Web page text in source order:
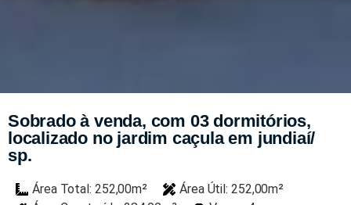
Sobrado à venda, com 03 dormitórios,
localizado no jardim caçula em jundiaí/
sp.
Área Total: 252,00m²
Área Útil: 252,00m²